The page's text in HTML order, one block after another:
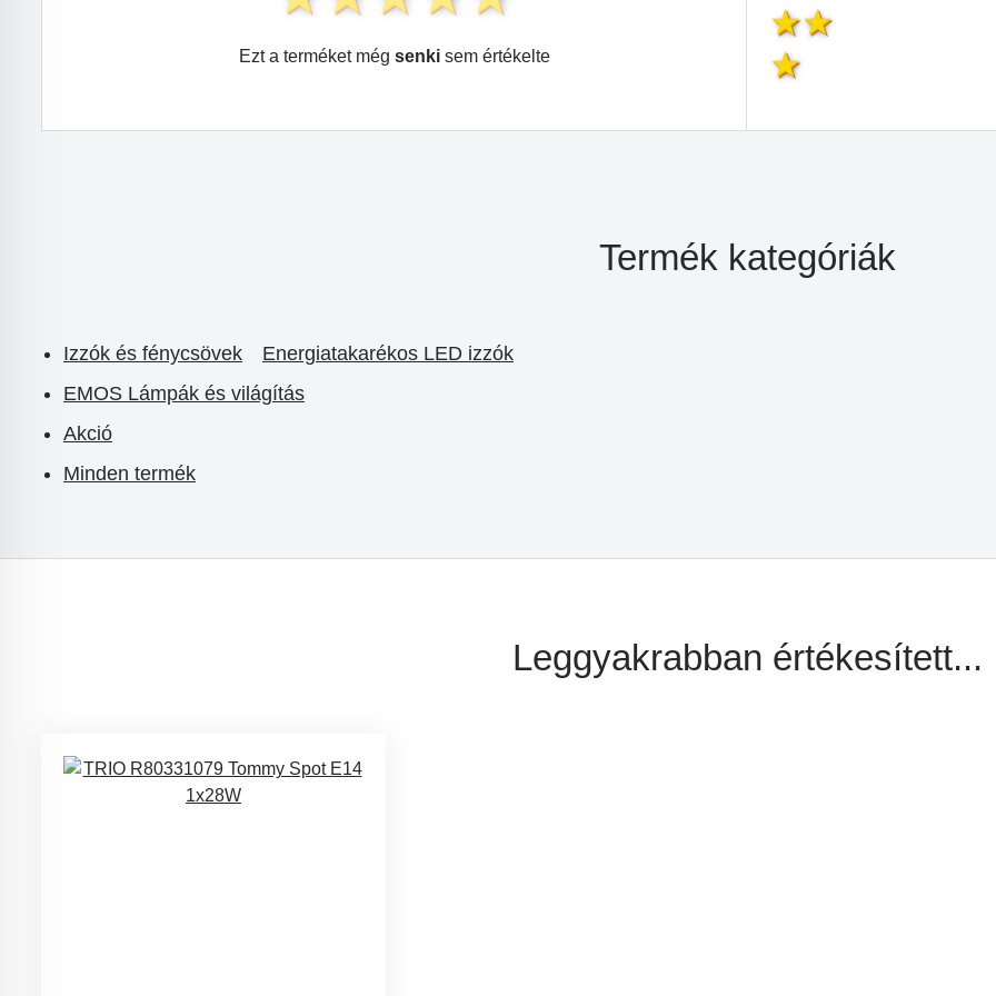
Ezt a terméket még senkisem értékelte
Termék kategóriák
Izzók és fénycsövek
Energiatakarékos LED izzók
EMOS Lámpák és világítás
Akció
Minden termék
Leggyakrabban értékesített...